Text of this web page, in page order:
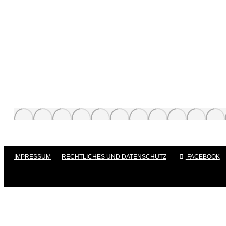
IMPRESSUM RECHTLICHES UND DATENSCHUTZ FACEBOOK